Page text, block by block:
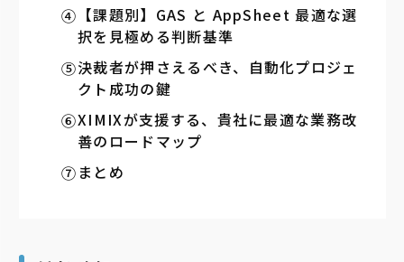
【課題別】GAS と AppSheet 最適な選
択を見極める判断基準
決裁者が押さえるべき、自動化プロジェ
クト成功の鍵
XIMIXが支援する、貴社に最適な業務改
善のロードマップ
まとめ